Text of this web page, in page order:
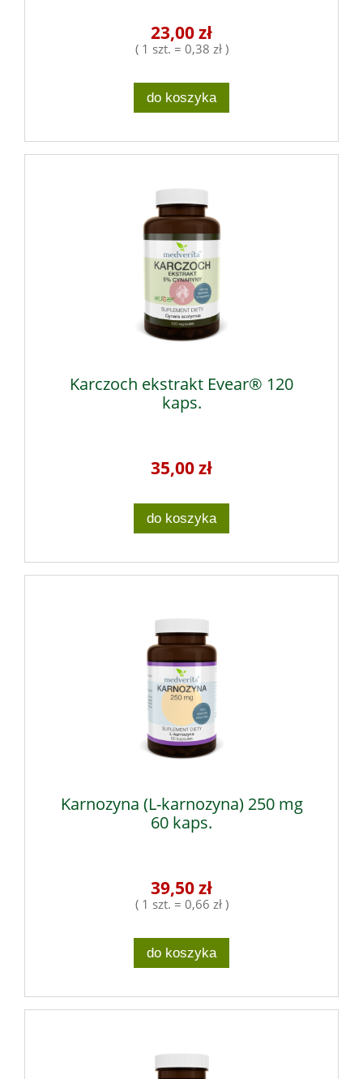
23,00 zł
( 1 szt. = 0,38 zł )
do koszyka
Karczoch ekstrakt Evear® 120
kaps.
35,00 zł
do koszyka
Karnozyna (L-karnozyna) 250 mg
60 kaps.
39,50 zł
( 1 szt. = 0,66 zł )
do koszyka